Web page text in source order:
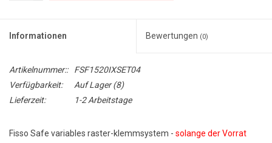
Informationen Bewertungen (0)
Artikelnummer::
FSF1520IXSET04
Verfügbarkeit:
Auf Lager(8)
Lieferzeit:
1-2 Arbeitstage
Fisso Safe variables raster-klemmsystem - solange der Vorrat